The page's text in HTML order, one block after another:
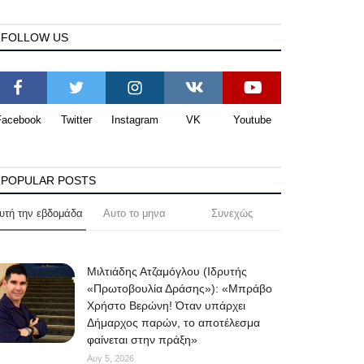
FOLLOW US
Twitter Instagram VK Youtube
POPULAR POSTS
την εβδομάδα Αυτο το μηνα Συνεχώς
Μιλτιάδης Ατζαμόγλου (Ιδρυτής
«Πρωτοβουλία Δράσης»): «Μπράβο
Χρήστο Βερώνη! Όταν υπάρχει
Δήμαρχος παρών, το αποτέλεσμα
φαίνεται στην πράξη»
Αυγ 5, 2026